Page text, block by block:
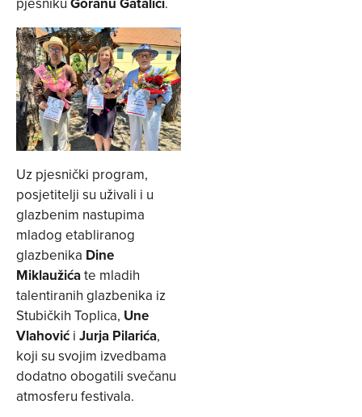
Uz pjesnički program,
posjetitelji su uživali i u
glazbenim nastupima
mladog etabliranog
glazbenika Dine
Miklaužićate mladih
talentiranih glazbenika iz
Stubičkih Toplica, Une
Vlahović i Jurja Pilarića,
koji su svojim izvedbama
dodatno obogatili svečanu
atmosferu festivala.